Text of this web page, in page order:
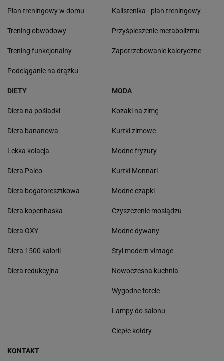
Plan treningowy w domu
Trening obwodowy
Trening funkcjonalny
Podciąganie na drążku
Kalistenika - plan treningowy
Przyśpieszenie metabolizmu
Zapotrzebowanie kaloryczne
DIETY
Dieta na pośladki
Dieta bananowa
Lekka kolacja
Dieta Paleo
Dieta bogatoresztkowa
Dieta kopenhaska
Dieta OXY
Dieta 1500 kalorii
Dieta redukcyjna
MODA
Kozaki na zimę
Kurtki zimowe
Modne fryzury
Kurtki Monnari
Modne czapki
Czyszczenie mosiądzu
Modne dywany
Styl modern vintage
Nowoczesna kuchnia
Wygodne fotele
Lampy do salonu
Ciepłe kołdry
KONTAKT